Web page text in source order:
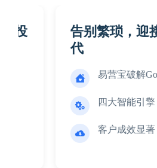
告别繁琐，迎接智
易营宝破解Google广
四大智能引擎，实现
客户成效显著，立即